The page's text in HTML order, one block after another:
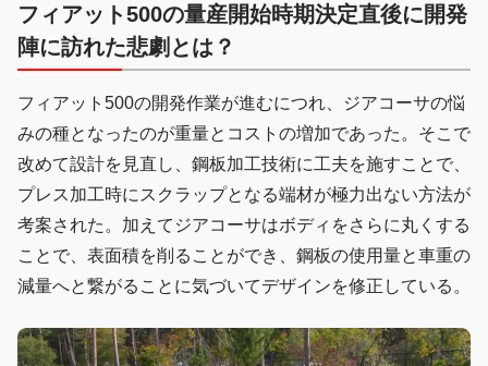
写真を中心に、前後半に分けて「ヌォーバ・チンクェチェン
ト」こと2代目フィアット500を解説する。
フィアット500の量産開始時期決定直後に開発
陣に訪れた悲劇とは？
フィアット500の開発作業が進むにつれ、ジアコーサの悩
みの種となったのが重量とコストの増加であった。そこで
改めて設計を見直し、鋼板加工技術に工夫を施すことで、
プレス加工時にスクラップとなる端材が極力出ない方法が
考案された。加えてジアコーサはボディをさらに丸くする
ことで、表面積を削ることができ、鋼板の使用量と車重の
減量へと繋がることに気づいてデザインを修正している。